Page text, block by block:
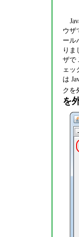
ウザ
ール
りま
ザで
ェッ
は
クを
を